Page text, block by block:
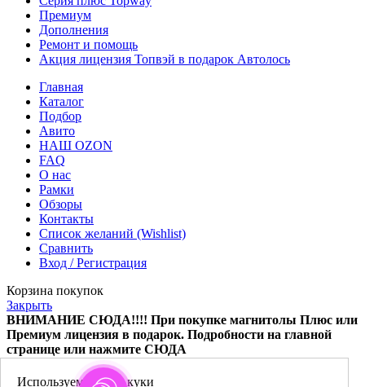
Премиум
Дополнения
Ремонт и помощь
Акция лицензия Топвэй в подарок Автолось
Главная
Каталог
Подбор
Авито
НАШ OZON
FAQ
О нас
Рамки
Обзоры
Контакты
Список желаний (Wishlist)
Сравнить
Вход / Регистрация
Корзина покупок
Закрыть
ВНИМАНИЕ СЮДА!!!! При покупке магнитолы Плюс или
Премиум лицензия в подарок. Подробности на главной
странице или нажмите СЮДА
Боковая колонка
Используя наш сайт вы соглашаетесь с Политикой
Используем файлы куки